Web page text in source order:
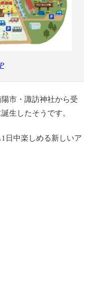
市・諏訪神社から受
生したそうです。
日中楽しめる新しいア